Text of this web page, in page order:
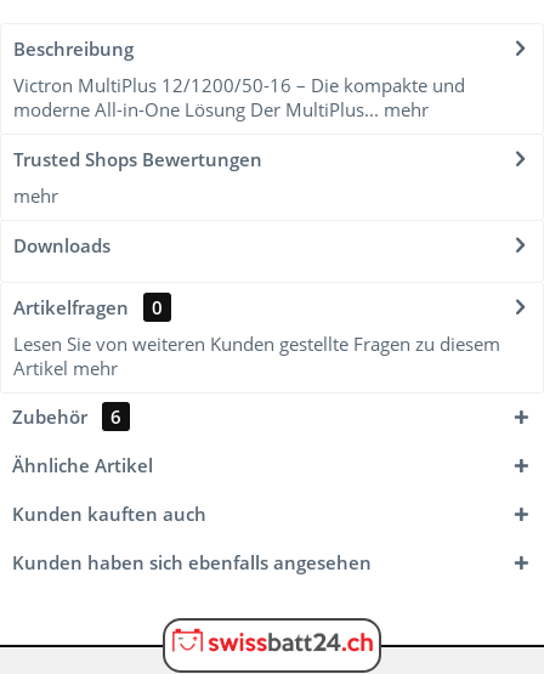
Beschreibung
Victron MultiPlus 12/1200/50-16 – Die kompakte und
moderne All-in-One Lösung Der MultiPlus... mehr
Trusted Shops Bewertungen
mehr
Downloads
Artikelfragen
0
Lesen Sie von weiteren Kunden gestellte Fragen zu diesem
Artikel mehr
Zubehör
6
Ähnliche Artikel
Kunden kauften auch
Kunden haben sich ebenfalls angesehen